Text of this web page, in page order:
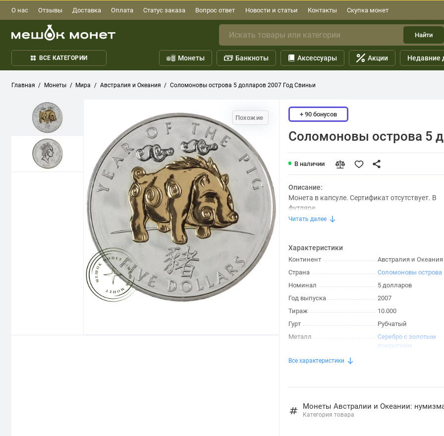
О нас Отзывы Доставка Оплата Статус заказа Вопрос ответ Новости и статьи Контакты Скупка монет
Найти
ВСЕ КАТЕГОРИИ Монеты Банкноты Аксессуары Акции Недавние
Главная Монеты Мира Австралия и Океания Соломоновы острова 5 долларов 2007 Год Свиньи
Похожие + 90 бонусов
Соломоновы острова 5
В наличии
Описание:
Монета в капсуле. Сертификат отсутствует. В
футляре.
Читать далее
Характеристики
Континент
Австралия и Океания
Страна
Соломоновы острова
Номинал
5 долларов
Год выпуска
2007
Тираж
10.000
Гурт
Рубчатый
Металл
Серебро с золотым
покрытием
Все характеристики
Монеты Австралии и Океании:
Категория товара